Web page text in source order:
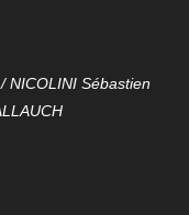
NICOLINI Sébastien